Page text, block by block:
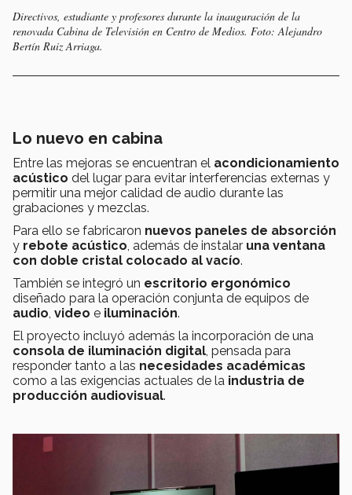
Directivos, estudiante y profesores durante la inauguración de la
renovada Cabina de Televisión en Centro de Medios. Foto: Alejandro
Bertín Ruiz Arriaga.
Lo nuevo en cabina
Entre las mejoras se encuentran el acondicionamiento
acústico del lugar para evitar interferencias externas y
permitir una mejor calidad de audio durante las
grabaciones y mezclas.
Para ello se fabricaron nuevos paneles de absorción
y rebote acústico, además de instalar una ventana
con doble cristal colocado al vacío.
También se integró un escritorio ergonómico
diseñado para la operación conjunta de equipos de
audio, video e iluminación.
El proyecto incluyó además la incorporación de una
consola de iluminación digital, pensada para
responder tanto a las necesidades académicas
como a las exigencias actuales de la industria de
producción audiovisual.